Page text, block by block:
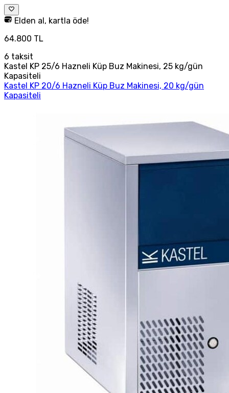
Elden al, kartla öde!
64.800 TL
6 taksit
Kastel KP 25/6 Hazneli Küp Buz Makinesi, 25 kg/gün
Kapasiteli
Kastel KP 20/6 Hazneli Küp Buz Makinesi, 20 kg/gün
Kapasiteli